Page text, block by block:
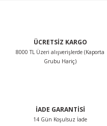
Ürün açıklamasında eksik
Ürün bilgilerinde hatalar
ÜCRETSİZ KARGO
8000 TL Üzeri alışverişlerde (Kaporta
Grubu Hariç)
İADE GARANTİSİ
14 Gün Koşulsuz İade